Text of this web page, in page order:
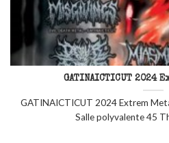
GATINAICTICUT 2024
GATINAICTICUT 2024 Extrem
Salle polyvalente 45